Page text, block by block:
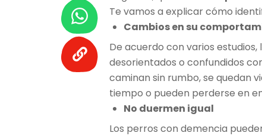
Te vamos a explicar cómo
Cambios en su
De acuerdo con varios
desorientados o confundidos
caminan sin rumbo, se quedan
tiempo o pueden perderse en
No duermen igual
Los perros con demencia